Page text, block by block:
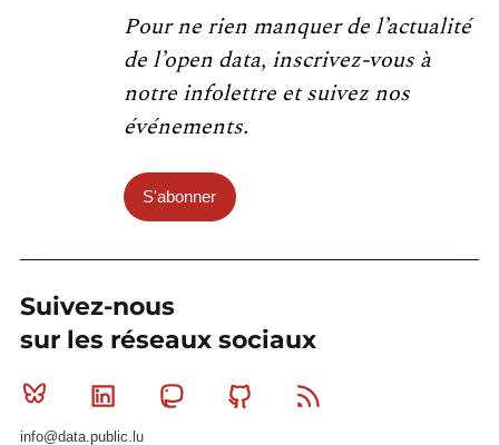
Pour ne rien manquer de l’actualité
de l’open data, inscrivez-vous à
notre infolettre et suivez nos
événements.
S'abonner
Suivez-nous
sur les réseaux sociaux
Bluesky Linkedin MastodonGithub
info@data.public.lu